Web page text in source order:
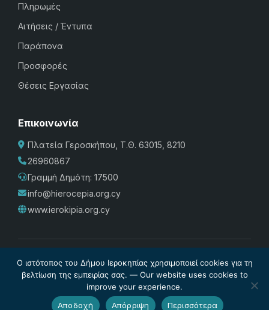
Πληρωμές
Αιτήσεις / Έντυπα
Παράπονα
Προσφορές
Θέσεις Εργασίας
Επικοινωνία
Πλατεία Γεροσκήπου, Τ.Θ. 63015, 8210
26960867
Γραμμή Δημότη: 17500
info@hierocepia.org.cy
www.ierokipia.org.cy
Πολιτική Προστασίας · Cookies Διαχείριση Cookies
Χρήσης · Σχέδιο Ισότητας των Φύλων ·Δήλωση
Προσβασιμότητας
© Δήμος Ιεροκηπίας 2026. Powered by
Internetivo
Ο ιστότοπος του Δήμου Ιεροκηπίας χρησιμοποιεί cookies για τη
βελτίωση της εμπειρίας σας. — Our website uses cookies to
improve your experience.
Αποδοχή
Απόρριψη Περισσότερα